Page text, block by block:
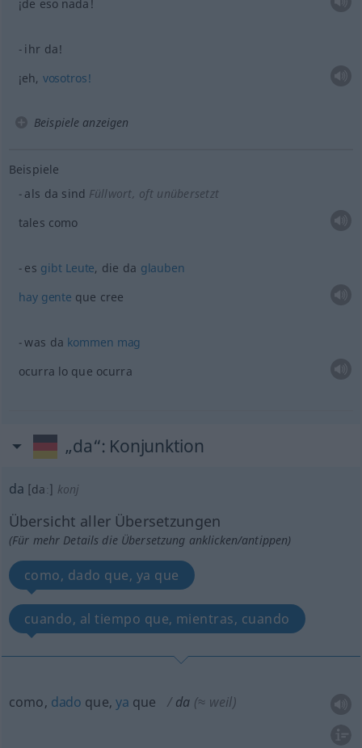
¡de eso nada!
ihr da!
¡eh, vosotros!
Beispiele anzeigen
Beispiele
als da sind Füllwort, oft unübersetzt
tales como
es gibt Leute, die da glauben
hay gente que cree
was da kommen mag
ocurra lo que ocurra
„da“: Konjunktion
da [daː] konj
Übersicht aller Übersetzungen
(Für mehr Details die Übersetzung anklicken/antippen)
como, dado que, ya que
cuando, al tiempo que, mientras, cuando
como, dado que,ya que da (≈ weil)